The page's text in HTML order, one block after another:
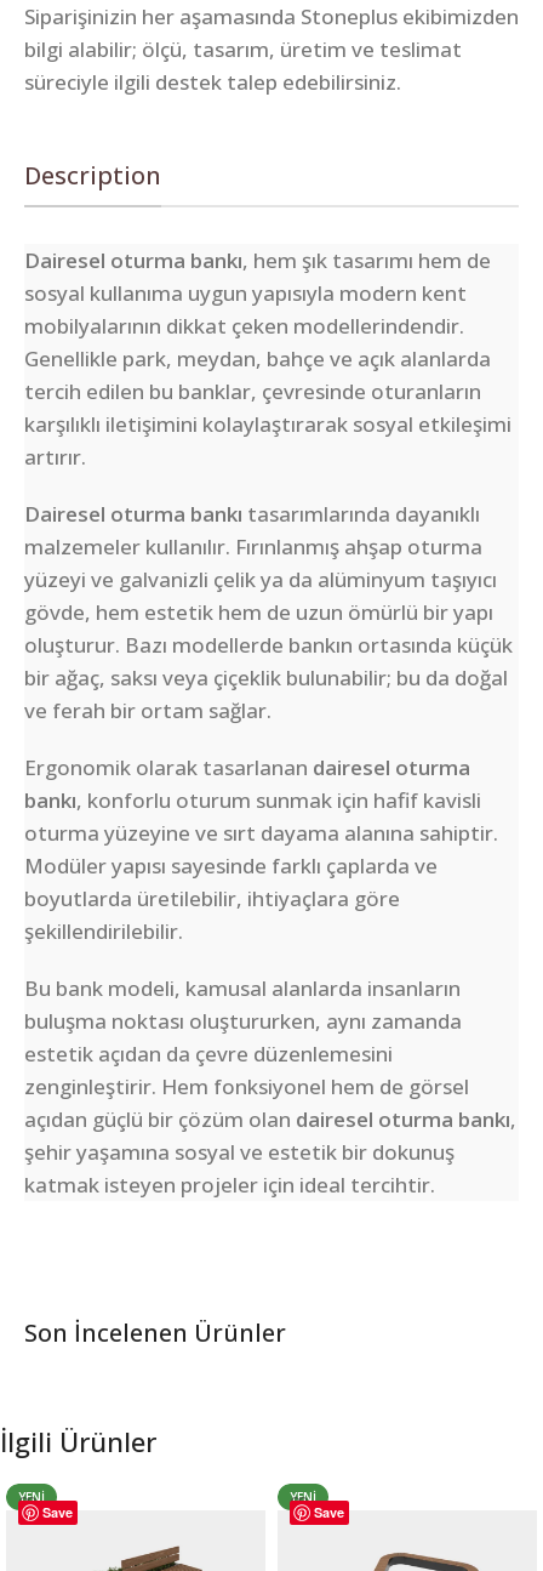
Siparişinizin her aşamasında Stoneplus ekibimizden
bilgi alabilir; ölçü, tasarım, üretim ve teslimat
süreciyle ilgili destek talep edebilirsiniz.
Description
Dairesel oturma bankı, hem şık tasarımı hem de
sosyal kullanıma uygun yapısıyla modern kent
mobilyalarının dikkat çeken modellerindendir.
Genellikle park, meydan, bahçe ve açık alanlarda
tercih edilen bu banklar, çevresinde oturanların
karşılıklı iletişimini kolaylaştırarak sosyal etkileşimi
artırır.
Dairesel oturma bankı tasarımlarında dayanıklı
malzemeler kullanılır. Fırınlanmış ahşap oturma
yüzeyi ve galvanizli çelik ya da alüminyum taşıyıcı
gövde, hem estetik hem de uzun ömürlü bir yapı
oluşturur. Bazı modellerde bankın ortasında küçük
bir ağaç, saksı veya çiçeklik bulunabilir; bu da doğal
ve ferah bir ortam sağlar.
Ergonomik olarak tasarlanan dairesel oturma
bankı, konforlu oturum sunmak için hafif kavisli
oturma yüzeyine ve sırt dayama alanına sahiptir.
Modüler yapısı sayesinde farklı çaplarda ve
boyutlarda üretilebilir, ihtiyaçlara göre
şekillendirilebilir.
Bu bank modeli, kamusal alanlarda insanların
buluşma noktası oluştururken, aynı zamanda
estetik açıdan da çevre düzenlemesini
zenginleştirir. Hem fonksiyonel hem de görsel
açıdan güçlü bir çözüm olan dairesel oturma bankı,
şehir yaşamına sosyal ve estetik bir dokunuş
katmak isteyen projeler için ideal tercihtir.
Son İncelenen Ürünler
İlgili Ürünler
Save
YENI
Save
YENI